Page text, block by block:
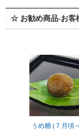
☆ お勧め商品-お客
うめ糖 (７月頃